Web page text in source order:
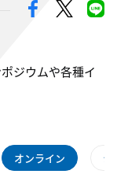
ジウムや各種イ
オンライン シ